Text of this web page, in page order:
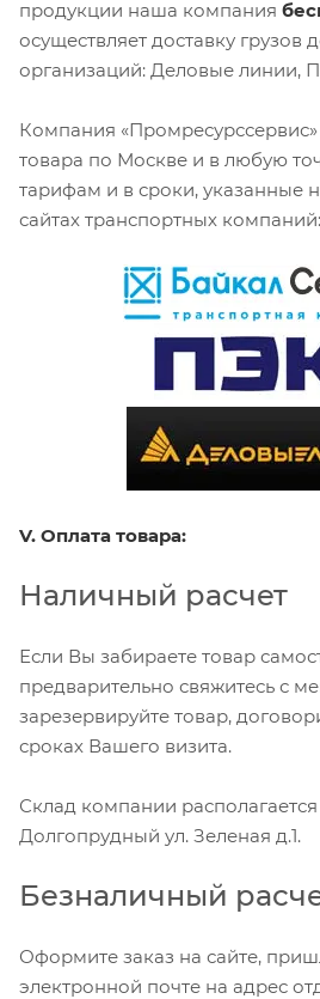
продукции наша компания
осуществляет доставку грузов
организаций: Деловые линии,
Компания «Промресурссервис»
товара по Москве и в любую
тарифам и в сроки, указанные
сайтах транспортных компаний:
V. Оплата товара:
Наличный расчет
Если Вы забираете товар
предварительно свяжитесь с
зарезервируйте товар,
сроках Вашего визита.
Склад компании располагается
Долгопрудный ул. Зеленая д.1.
Безналичный
Оформите заказ на сайте,
электронной почте на адрес